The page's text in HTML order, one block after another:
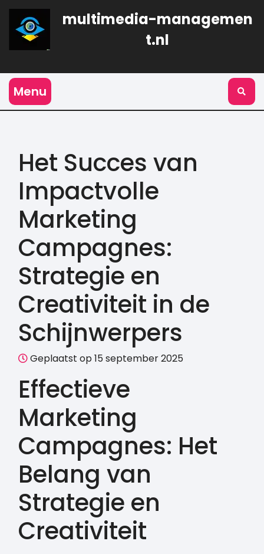
Naar
inhoud
gaan
multimedia-managemen
t.nl
Menu
Het Succes van
Impactvolle
Marketing
Campagnes:
Strategie en
Creativiteit in de
Schijnwerpers
Geplaatst op 15 september 2025
Effectieve
Marketing
Campagnes: Het
Belang van
Strategie en
Creativiteit